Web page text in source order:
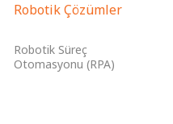
Robotik Çözümler
Robotik Süreç
Otomasyonu (RPA)